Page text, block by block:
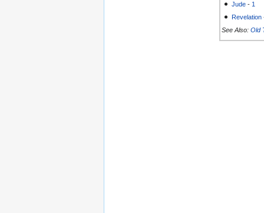
Jude - 1
Revelation
See Also: Old